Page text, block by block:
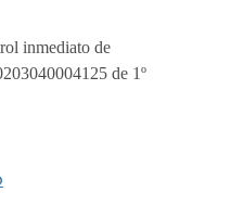
inmediato de
de 1º